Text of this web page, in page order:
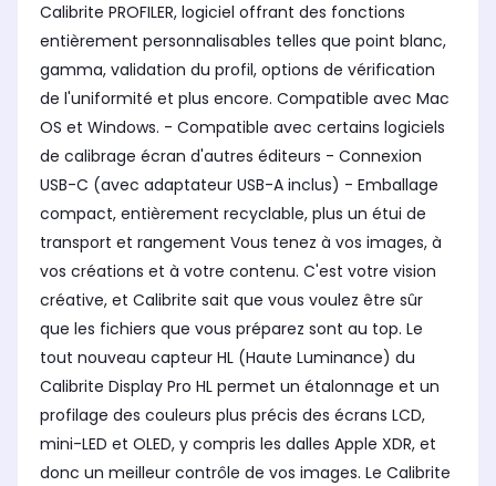
Calibrite PROFILER, logiciel offrant des fonctions
entièrement personnalisables telles que point blanc,
gamma, validation du profil, options de vérification
de l'uniformité et plus encore. Compatible avec Mac
OS et Windows. - Compatible avec certains logiciels
de calibrage écran d'autres éditeurs - Connexion
USB-C (avec adaptateur USB-A inclus) - Emballage
compact, entièrement recyclable, plus un étui de
transport et rangement Vous tenez à vos images, à
vos créations et à votre contenu. C'est votre vision
créative, et Calibrite sait que vous voulez être sûr
que les fichiers que vous préparez sont au top. Le
tout nouveau capteur HL (Haute Luminance) du
Calibrite Display Pro HL permet un étalonnage et un
profilage des couleurs plus précis des écrans LCD,
mini-LED et OLED, y compris les dalles Apple XDR, et
donc un meilleur contrôle de vos images. Le Calibrite